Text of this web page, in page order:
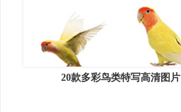
20款多彩鸟类特写高清图片